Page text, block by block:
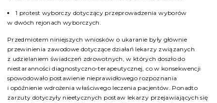
1 protest wyborczy dotyczący przeprowadzenia wyborów
w dwóch rejonach wyborczych.
Przedmiotem niniejszych wniosków o ukaranie były głównie
przewinienia zawodowe dotyczące działań lekarzy związanych
z udzielaniem świadczeń zdrowotnych, w których doszło do
niestaranności diagnostyczno-terapeutycznej, co w konsekwencji
spowodowało postawienie nieprawidłowego rozpoznania
i opóźnienie wdrożenia właściwego leczenia pacjentów. Ponadto
zarzuty dotyczyły nieetycznych postaw lekarzy przejawiających się